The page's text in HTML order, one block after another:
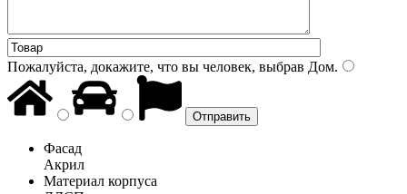
Пожалуйста, докажите, что вы человек, выбрав Дом.
Фасад
Акрил
Материал корпуса